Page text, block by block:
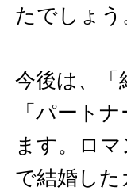
たでしょう
今後は、「
「パート
ます。ロ
で結婚し